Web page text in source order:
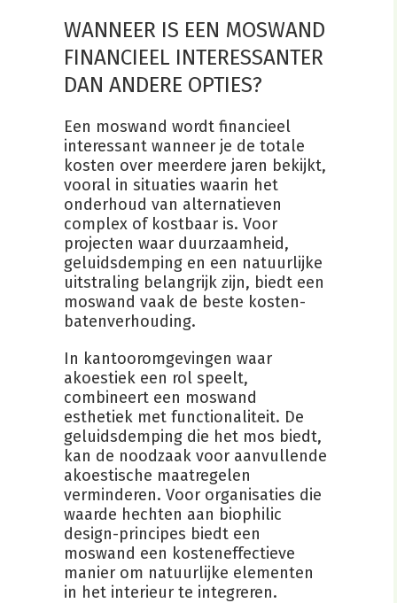
WANNEER IS EEN MOSWAND
FINANCIEEL INTERESSANTER
DAN ANDERE OPTIES?
Een moswand wordt financieel
interessant wanneer je de totale
kosten over meerdere jaren bekijkt,
vooral in situaties waarin het
onderhoud van alternatieven
complex of kostbaar is. Voor
projecten waar duurzaamheid,
geluidsdemping en een natuurlijke
uitstraling belangrijk zijn, biedt een
moswand vaak de beste kosten-
batenverhouding.
In kantooromgevingen waar
akoestiek een rol speelt,
combineert een moswand
esthetiek met functionaliteit. De
geluidsdemping die het mos biedt,
kan de noodzaak voor aanvullende
akoestische maatregelen
verminderen. Voor organisaties die
waarde hechten aan biophilic
design-principes biedt een
moswand een kosteneffectieve
manier om natuurlijke elementen
in het interieur te integreren.